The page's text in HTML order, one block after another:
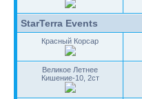
StarTerra Events
Красный Корсар
Великое Летнее
Кишение-10, 2ст